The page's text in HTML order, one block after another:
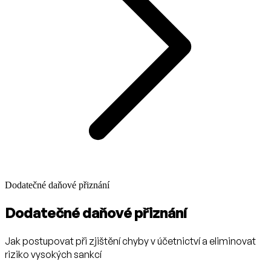
Dodatečné daňové přiznání
Dodatečné daňové přiznání
Jak postupovat při zjištění chyby v účetnictví a eliminovat
riziko vysokých sankcí